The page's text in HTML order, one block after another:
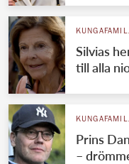
Silvias
till alla
Prins
–